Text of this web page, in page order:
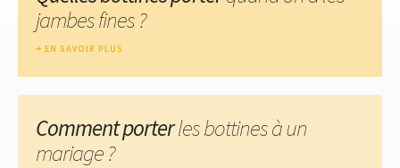
jambes fines ?
EN SAVOIR PLUS
Comment porterles bottines à un
mariage ?